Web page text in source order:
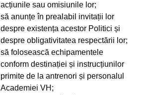
acțiunile sau omisiunile lor;
să anunțe în prealabil invitații lor
despre existența acestor Politici și
despre obligativitatea respectării lor;
să folosească echipamentele
conform destinației și instrucțiunilor
primite de la antrenori și personalul
Academiei VH;